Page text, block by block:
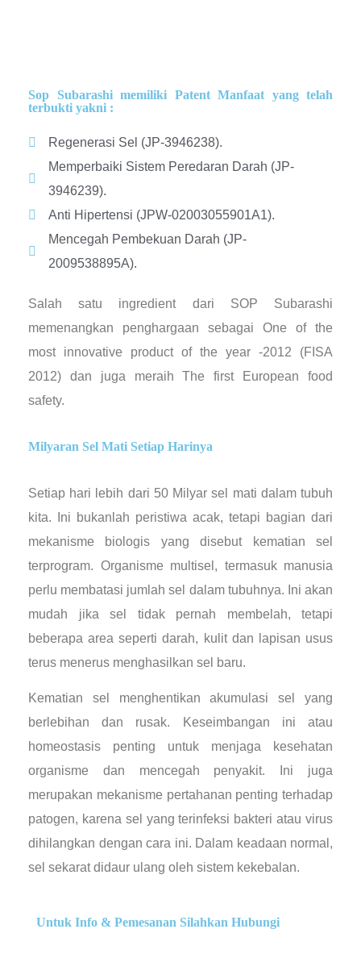
Sop Subarashi memiliki Patent Manfaat yang telah
terbukti yakni :
Regenerasi Sel (JP-3946238).
Memperbaiki Sistem Peredaran Darah (JP-
3946239).
Anti Hipertensi (JPW-02003055901A1).
Mencegah Pembekuan Darah (JP-
2009538895A).
Salah satu ingredient dari SOP Subarashi
memenangkan penghargaan sebagai One of the
most innovative product of the year -2012 (FISA
2012) dan juga meraih The first European food
safety.
Milyaran Sel Mati Setiap Harinya
Setiap hari lebih dari 50 Milyar sel mati dalam tubuh
kita. Ini bukanlah peristiwa acak, tetapi bagian dari
mekanisme biologis yang disebut kematian sel
terprogram. Organisme multisel, termasuk manusia
perlu membatasi jumlah sel dalam tubuhnya. Ini akan
mudah jika sel tidak pernah membelah, tetapi
beberapa area seperti darah, kulit dan lapisan usus
terus menerus menghasilkan sel baru.
Kematian sel menghentikan akumulasi sel yang
berlebihan dan rusak. Keseimbangan ini atau
homeostasis penting untuk menjaga kesehatan
organisme dan mencegah penyakit. Ini juga
merupakan mekanisme pertahanan penting terhadap
patogen, karena sel yang terinfeksi bakteri atau virus
dihilangkan dengan cara ini. Dalam keadaan normal,
sel sekarat didaur ulang oleh sistem kekebalan.
Untuk Info & Pemesanan Silahkan Hubungi